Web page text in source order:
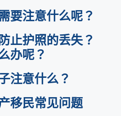
要注意什么呢？
止护照的丢失？
办呢？
注意什么？
移民常见问题